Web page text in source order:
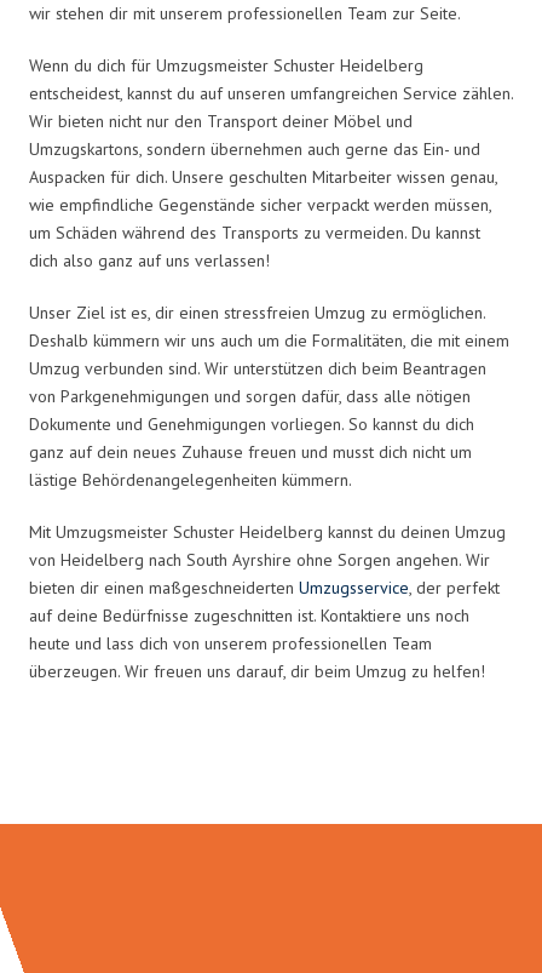
wir stehen dir mit unserem professionellen Team zur Seite.
Wenn du dich für Umzugsmeister Schuster Heidelberg
entscheidest, kannst du auf unseren umfangreichen Service zählen.
Wir bieten nicht nur den Transport deiner Möbel und
Umzugskartons, sondern übernehmen auch gerne das Ein- und
Auspacken für dich. Unsere geschulten Mitarbeiter wissen genau,
wie empfindliche Gegenstände sicher verpackt werden müssen,
um Schäden während des Transports zu vermeiden. Du kannst
dich also ganz auf uns verlassen!
Unser Ziel ist es, dir einen stressfreien Umzug zu ermöglichen.
Deshalb kümmern wir uns auch um die Formalitäten, die mit einem
Umzug verbunden sind. Wir unterstützen dich beim Beantragen
von Parkgenehmigungen und sorgen dafür, dass alle nötigen
Dokumente und Genehmigungen vorliegen. So kannst du dich
ganz auf dein neues Zuhause freuen und musst dich nicht um
lästige Behördenangelegenheiten kümmern.
Mit Umzugsmeister Schuster Heidelberg kannst du deinen Umzug
von Heidelberg nach South Ayrshire ohne Sorgen angehen. Wir
bieten dir einen maßgeschneiderten Umzugsservice, der perfekt
auf deine Bedürfnisse zugeschnitten ist. Kontaktiere uns noch
heute und lass dich von unserem professionellen Team
überzeugen. Wir freuen uns darauf, dir beim Umzug zu helfen!